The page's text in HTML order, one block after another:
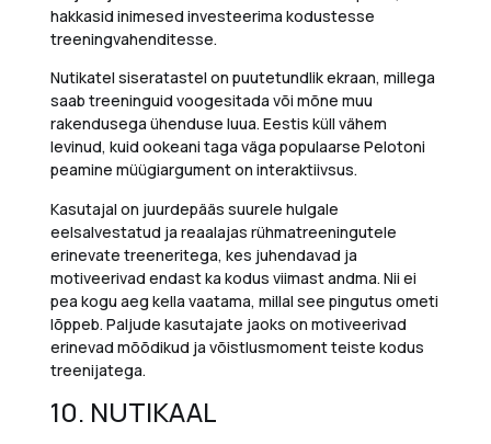
hakkasid inimesed investeerima kodustesse
treeningvahenditesse.
Nutikatel siseratastel on puutetundlik ekraan, millega
saab treeninguid voogesitada või mõne muu
rakendusega ühenduse luua. Eestis küll vähem
levinud, kuid ookeani taga väga populaarse Pelotoni
peamine müügiargument on interaktiivsus.
Kasutajal on juurdepääs suurele hulgale
eelsalvestatud ja reaalajas rühmatreeningutele
erinevate treeneritega, kes juhendavad ja
motiveerivad endast ka kodus viimast andma. Nii ei
pea kogu aeg kella vaatama, millal see pingutus ometi
lõppeb. Paljude kasutajate jaoks on motiveerivad
erinevad mõõdikud ja võistlusmoment teiste kodus
treenijatega.
10. NUTIKAAL